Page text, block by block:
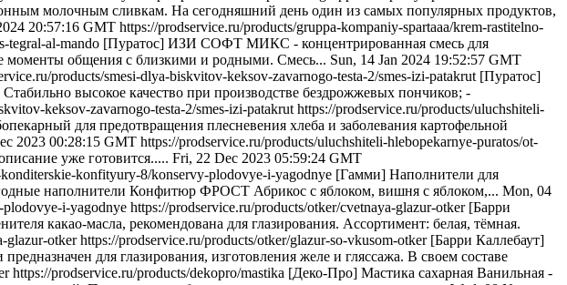
молочным сливкам. На сегодняшний день один из самых популярных продуктов,
20:57:16 GMT https://prodservice.ru/products/gruppa-kompaniy-spartaaa/krem-rastitelno-
tegral-al-mando [Пуратос] ИЗИ СОФТ МИКС - концентрированная смесь для
моменты общения с близкими и родными. Смесь... Sun, 14 Jan 2024 19:52:57 GMT
products/smesi-dlya-biskvitov-keksov-zavarnogo-testa-2/smes-izi-patakrut [Пуратос]
высокое качество при производстве бездрожжевых пончиков; -
keksov-zavarnogo-testa-2/smes-izi-patakrut https://prodservice.ru/products/uluchshiteli-
для предотвращения плесневения хлеба и заболевания картофельной
2023 00:28:15 GMT https://prodservice.ru/products/uluchshiteli-hlebopekarnye-puratos/ot-
уже готовится..... Fri, 22 Dec 2023 05:59:24 GMT
konfityury-8/konservy-plodovye-i-yagodnye [Гамми] Наполнители для
наполнители Конфитюр ФРОСТ Абрикос с яблоком, вишня с яблоком,... Mon, 04
i-yagodnye https://prodservice.ru/products/otker/cvetnaya-glazur-otker [Барри
какао-масла, рекомендована для глазирования. Ассортимент: белая, тёмная.
glazur-otker https://prodservice.ru/products/otker/glazur-so-vkusom-otker [Барри Каллебаут]
для глазирования, изготовления желе и гляссажа. В своем составе
https://prodservice.ru/products/dekopro/mastika [Деко-Про] Мастика сахарная Ванильная -